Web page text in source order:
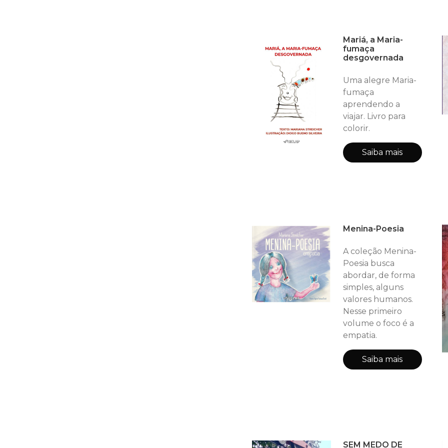
Mariá, a Maria-
fumaça
desgovernada
Uma alegre Maria-
fumaça
aprendendo a
viajar. Livro para
colorir.
Saiba mais
Menina-Poesia
A coleção Menina-
Poesia busca
abordar, de forma
simples, alguns
valores humanos.
Nesse primeiro
volume o foco é a
empatia.
Saiba mais
SEM MEDO DE